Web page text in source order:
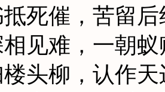
死催，苦留
见难，一朝
头柳，认作